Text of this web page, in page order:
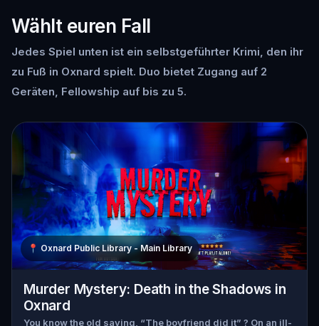
Wählt euren Fall
Jedes Spiel unten ist ein selbstgeführter Krimi, den ihr
zu Fuß in Oxnard spielt. Duo bietet Zugang auf 2
Geräten, Fellowship auf bis zu 5.
📍 Oxnard Public Library - Main Library
Murder Mystery: Death in the Shadows in
Oxnard
You know the old saying, “The boyfriend did it” ? On an ill-